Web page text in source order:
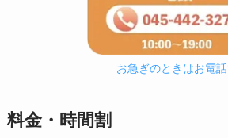
お急ぎのときはお電
料金・時間割